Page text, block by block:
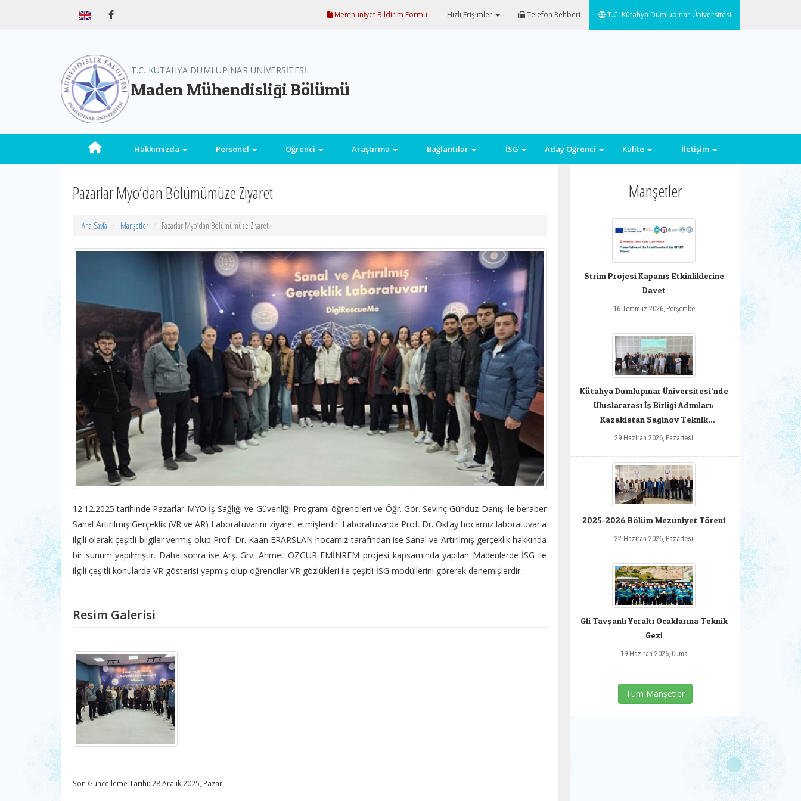
Memnuniyet Bildirim Formu Hızlı Erişimler Telefon Rehberi T.C. Kütahya Dumlupınar Üniversitesi
T.C. KÜTAHYA DUMLUPINAR ÜNİVERSİTESİ
Maden Mühendisliği Bölümü
Hakkımızda Personel Öğrenci Araştırma Bağlantılar İSG Aday Öğrenci Kalite İletişim
Pazarlar Myo‘dan Bölümümüze Ziyaret
Ana Sayfa Manşetler Pazarlar Myo‘dan Bölümümüze Ziyaret
12.12.2025 tarihinde Pazarlar MYO İş Sağlığı ve Güvenliği Programı öğrencileri ve Öğr. Gör. Sevinç Gündüz Danış ile beraber
Sanal Artırılmış Gerçeklik (VR ve AR) Laboratuvarını ziyaret etmişlerdir. Laboratuvarda Prof. Dr. Oktay hocamız laboratuvarla
ilgili olarak çeşitli bilgiler vermiş olup Prof. Dr. Kaan ERARSLAN hocamız tarafından ise Sanal ve Artırılmış gerçeklik hakkında
bir sunum yapılmıştır. Daha sonra ise Arş. Grv. Ahmet ÖZGÜR EMİNREM projesi kapsamında yapılan Madenlerde İSG ile
ilgili çeşitli konularda VR gösterisi yapmış olup öğrenciler VR gözlükleri ile çeşitli İSG modüllerini görerek denemişlerdir.
Resim Galerisi
Son Güncelleme Tarihi: 28 Aralık 2025, Pazar
Manşetler
Strim Projesi Kapanış Etkinliklerine
Davet
16 Temmuz 2026, Perşembe
Kütahya Dumlupınar Üniversitesi‘nde
Uluslararası İş Birliği Adımları:
Kazakistan Saginov Teknik
Üniversitesi Heyeti Ağırlandı
29 Haziran 2026, Pazartesi
2025-2026 Bölüm Mezuniyet Töreni
22 Haziran 2026, Pazartesi
Gli Tavşanlı Yeraltı Ocaklarına Teknik
Gezi
19 Haziran 2026, Cuma
Tüm Manşetler